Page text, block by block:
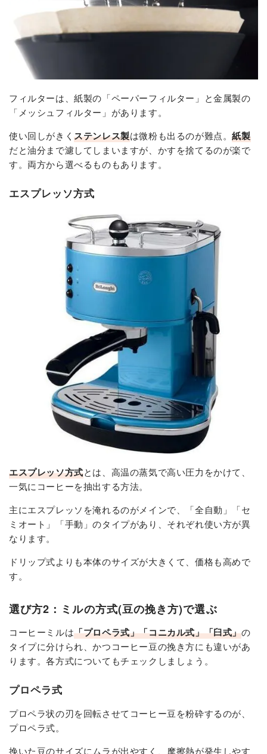
フィルターは、紙製の「ペーパーフィルター」と金属製の
「メッシュフィルター」があります。
使い回しがきくステンレス製は微粉も出るのが難点。紙製
だと油分まで濾してしまいますが、かすを捨てるのが楽で
す。両方から選べるものもあります。
エスプレッソ方式
エスプレッソ方式とは、高温の蒸気で高い圧力をかけて、
一気にコーヒーを抽出する方法。
主にエスプレッソを淹れるのがメインで、「全自動」「セ
ミオート」「手動」のタイプがあり、それぞれ使い方が異
なります。
ドリップ式よりも本体のサイズが大きくて、価格も高めで
す。
選び方2：ミルの方式(豆の挽き方)で選ぶ
コーヒーミルは「プロペラ式」「コニカル式」「臼式」の
タイプに分けられ、かつコーヒー豆の挽き方にも違いがあ
ります。各方式についてもチェックしましょう。
プロペラ式
プロペラ状の刃を回転させてコーヒー豆を粉砕するのが、
プロペラ式。
挽いた豆のサイズにムラが出やすく、摩擦熱が発生しやす